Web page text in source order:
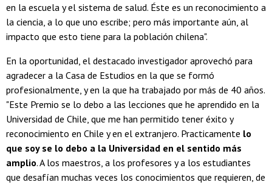
en la escuela y el sistema de salud. Éste es un reconocimiento a
la ciencia, a lo que uno escribe; pero más importante aún, al
impacto que esto tiene para la población chilena".
En la oportunidad, el destacado investigador aprovechó para
agradecer a la Casa de Estudios en la que se formó
profesionalmente, y en la que ha trabajado por más de 40 años.
"Este Premio se lo debo a las lecciones que he aprendido en la
Universidad de Chile, que me han permitido tener éxito y
reconocimiento en Chile y en el extranjero. Practicamente lo
que soy se lo debo a la Universidad en el sentido más
amplio. A los maestros, a los profesores y a los estudiantes
que desafían muchas veces los conocimientos que requieren, de